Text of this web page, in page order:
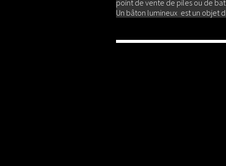
point de vente de piles ou de
Un bâton lumineux est un objet